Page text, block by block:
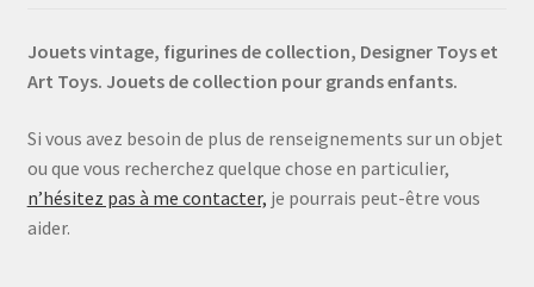
Jouets vintage, figurines de collection, Designer Toys et
Art Toys. Jouets de collection pour grands enfants.
Si vous avez besoin de plus de renseignements sur un objet
ou que vous recherchez quelque chose en particulier,
n’hésitez pas à me contacter, je pourrais peut-être vous
aider.